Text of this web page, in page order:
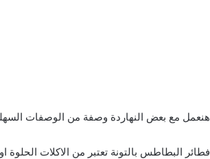
هنعمل مع بعض النهاردة وصفة من الوصفات
فطائر البطاطس بالتونة تعتبر من الاكلات